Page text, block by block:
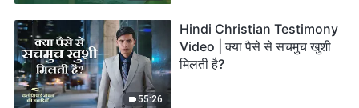
55:26
Hindi Christian Testimony
Video | क्या पैसे से सचमुच खुशी
मिलती है?